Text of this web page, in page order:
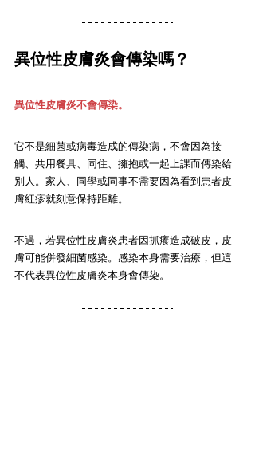
異位性皮膚炎會傳染嗎？
異位性皮膚炎不會傳染。
它不是細菌或病毒造成的傳染病，不會因為接
觸、共用餐具、同住、擁抱或一起上課而傳染給
別人。家人、同學或同事不需要因為看到患者皮
膚紅疹就刻意保持距離。
不過，若異位性皮膚炎患者因抓癢造成破皮，皮
膚可能併發細菌感染。感染本身需要治療，但這
不代表異位性皮膚炎本身會傳染。